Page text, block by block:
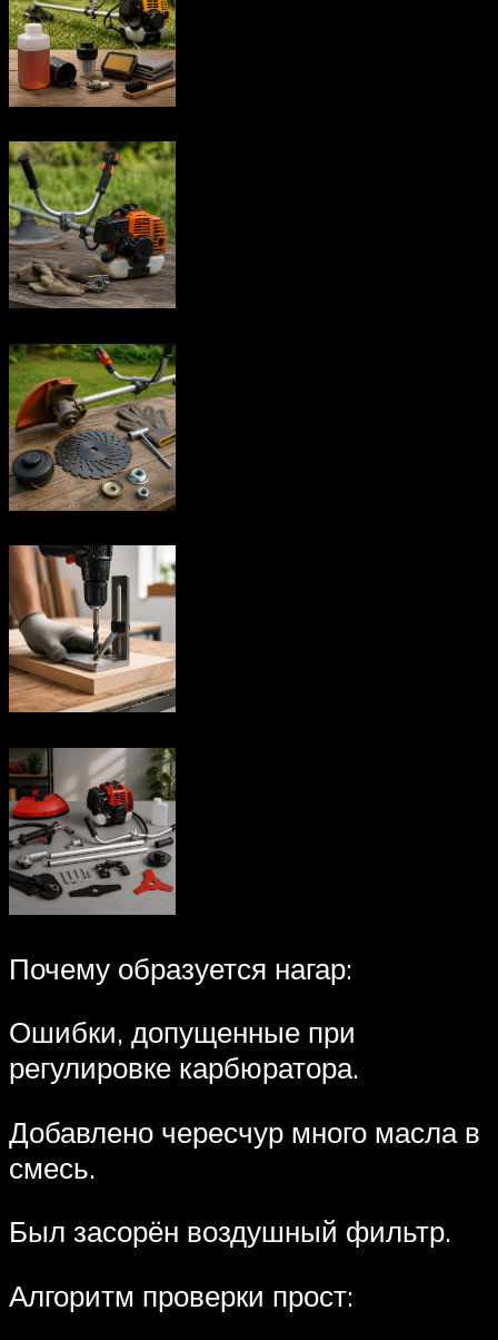
Почему образуется нагар:
Ошибки, допущенные при
регулировке карбюратора.
Добавлено чересчур много масла в
смесь.
Был засорён воздушный фильтр.
Алгоритм проверки прост: